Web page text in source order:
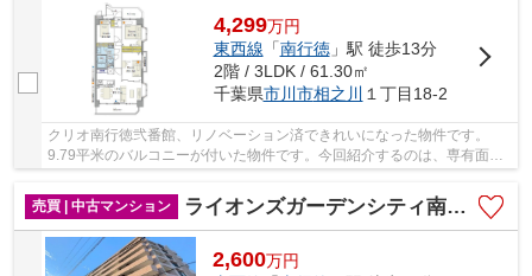
4,299万円
東西線 「南行徳」駅 徒歩13分
2階 / 3LDK / 61.30㎡
千葉県市川市相之川 １丁目18-2
クリオ南行徳弐番館、リノベーション済できれいになった物件です。
9.79平米のバルコニーが付いた物件です。今回紹介するのは、専有面積
売買 | 中古マンション
ライオンズガーデンシティ南行徳
2,600万円